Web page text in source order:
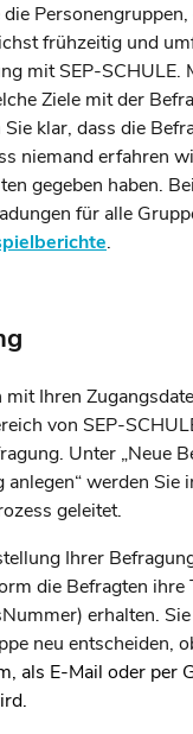
frühzeitig und
mit SEP-SCHULE.
Ziele mit der
klar, dass die
niemand erfahren
gegeben haben.
für alle
.
mit Ihren
von SEP-
Unter „Neue
anlegen“ werden Sie
geleitet.
Ihrer
die Befragten ihre
erhalten.
neu entscheiden,
als E-Mail oder per